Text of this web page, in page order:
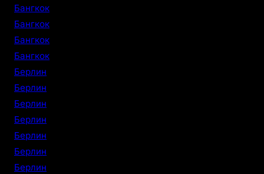
Бангкок
Бангкок
Бангкок
Бангкок
Берлин
Берлин
Берлин
Берлин
Берлин
Берлин
Берлин